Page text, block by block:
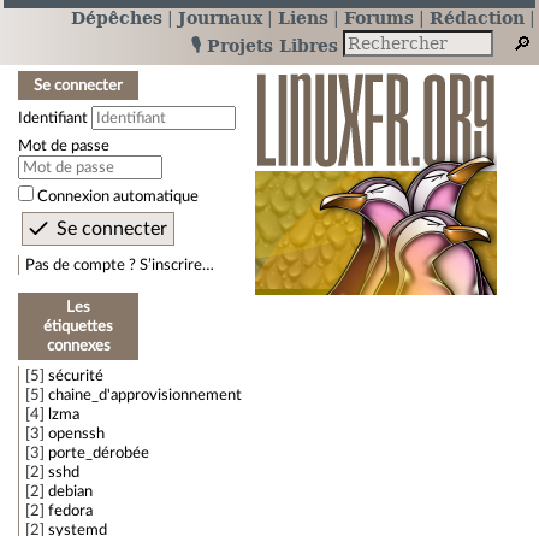
Dépêches Journaux Liens Forums
Rédaction
🎙️ Projets Libres
Se connecter
Identifiant
Mot de passe
Connexion automatique
Pas de compte ? S’inscrire…
Les
étiquettes
connexes
5
sécurité
5
chaine_d'approvisionnement
4
lzma
3
openssh
3
porte_dérobée
2
sshd
2
debian
2
fedora
2
systemd